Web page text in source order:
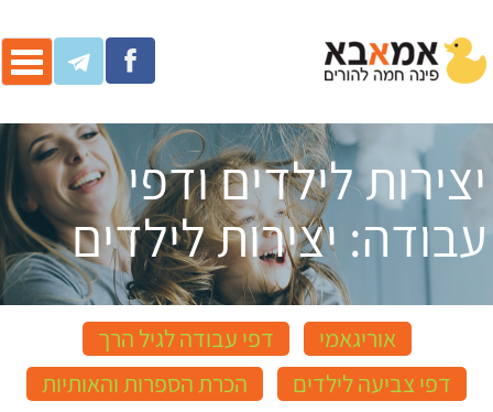
יצירות לילדים ודפי
עבודה: יצירות לילדים
אוריגאמי
דפי עבודה לגיל הרך
דפי צביעה לילדים
הכרת הספרות והאותיות